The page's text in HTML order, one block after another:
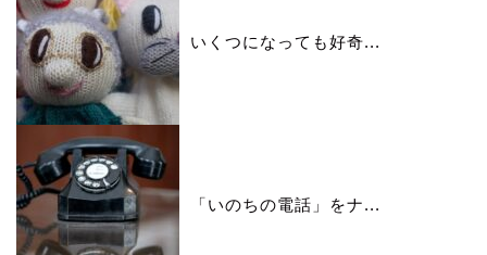
いくつになっても好奇...
「いのちの電話」をナ...